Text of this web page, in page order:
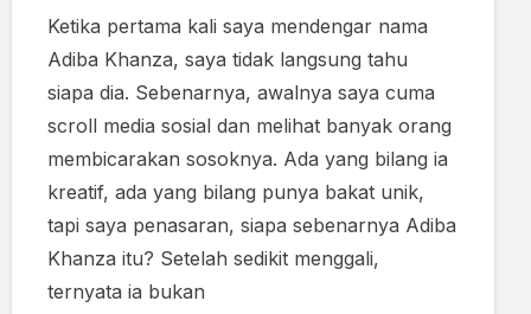
Ketika pertama kali saya mendengar nama
Adiba Khanza, saya tidak langsung tahu
siapa dia. Sebenarnya, awalnya saya cuma
scroll media sosial dan melihat banyak orang
membicarakan sosoknya. Ada yang bilang ia
kreatif, ada yang bilang punya bakat unik,
tapi saya penasaran, siapa sebenarnya Adiba
Khanza itu? Setelah sedikit menggali,
ternyata ia bukan